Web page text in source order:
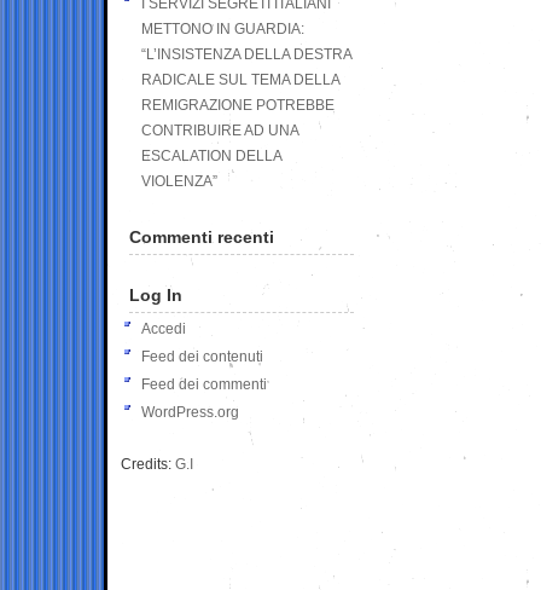
I SERVIZI SEGRETI ITALIANI
METTONO IN GUARDIA:
“L’INSISTENZA DELLA DESTRA
RADICALE SUL TEMA DELLA
REMIGRAZIONE POTREBBE
CONTRIBUIRE AD UNA
ESCALATION DELLA
VIOLENZA”
Commenti recenti
Log In
Accedi
Feed dei contenuti
Feed dei commenti
WordPress.org
Credits: G.I